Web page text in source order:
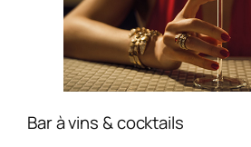
Bar à vins & cocktails